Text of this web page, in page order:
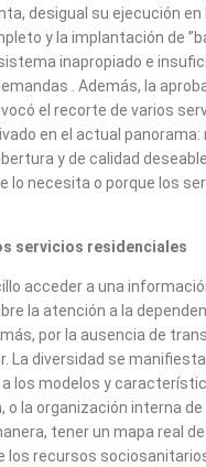
desigual su ejecución
y la implantación de
inapropiado e
. Además, la
el recorte de varios
en el actual
y de calidad
lo necesita o porque los
servicios residenciales
acceder a una
la atención a la
por la ausencia de
La diversidad se
los modelos y
o la organización interna
tener un mapa real
los recursos